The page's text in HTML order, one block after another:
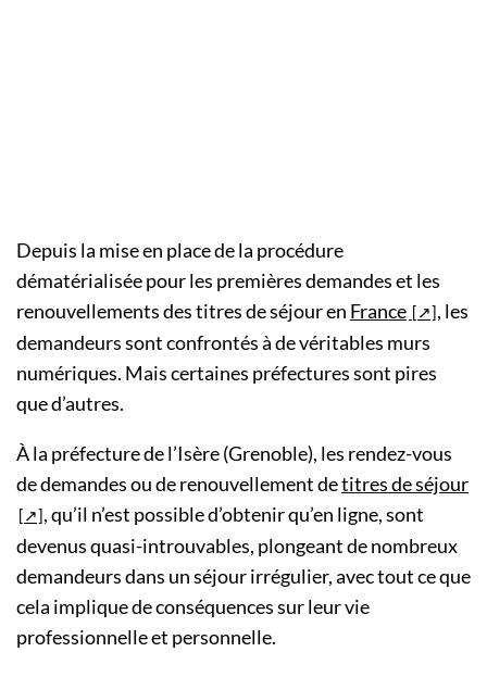
Depuis la mise en place de la procédure
dématérialisée pour les premières demandes et les
renouvellements des titres de séjour en France
, les
demandeurs sont confrontés à de véritables murs
numériques. Mais certaines préfectures sont pires
que d’autres.
À la préfecture de l’Isère (Grenoble), les rendez-vous
de demandes ou de renouvellement detitres de séjour
, qu’il n’est possible d’obtenir qu’en ligne, sont
devenus quasi-introuvables, plongeant de nombreux
demandeurs dans un séjour irrégulier, avec tout ce que
cela implique de conséquences sur leur vie
professionnelle et personnelle.